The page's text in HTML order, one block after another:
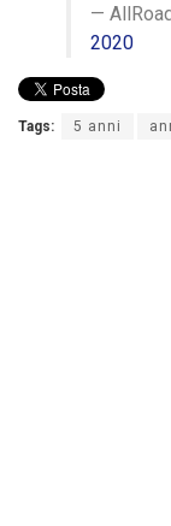
—
2020
Tags: 5 anni